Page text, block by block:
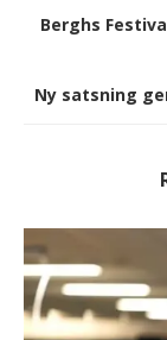
Berghs
Ny satsning